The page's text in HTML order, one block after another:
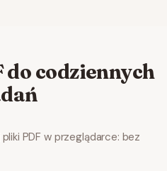
do codziennych
PDF w przeglądarce: bez